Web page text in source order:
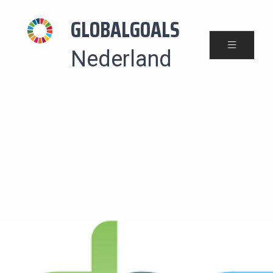
GLOBALGOALS
Nederland